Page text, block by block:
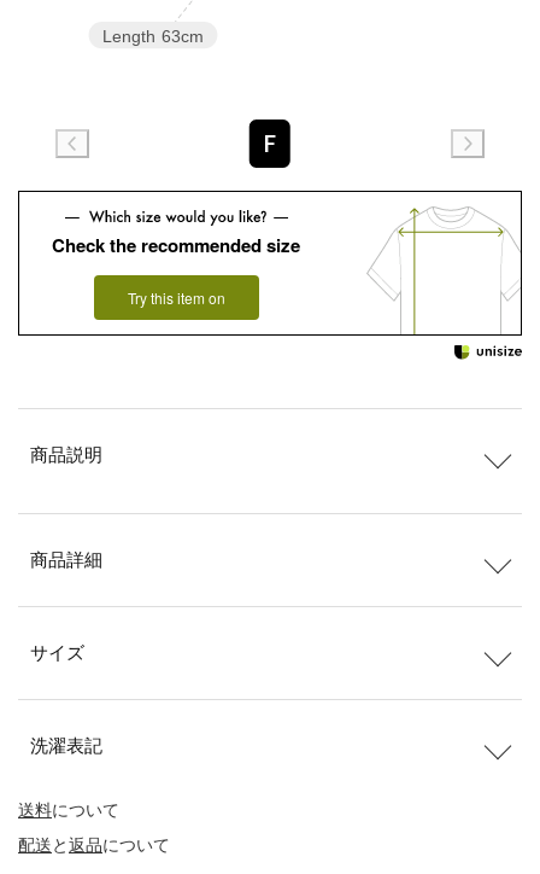
Length 63cm
F
Check the recommended size
Try this item on
送料について
配送と返品について
商品説明
商品詳細
サイズ
洗濯表記